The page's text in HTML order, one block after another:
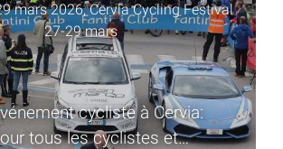
mars 2026, Cervia Cycling Festival
27-29 mars
cycliste à Cervia:
tous les cyclistes et